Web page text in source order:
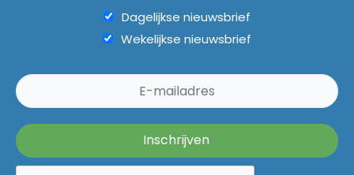
Dagelijkse nieuwsbrief
Wekelijkse nieuwsbrief